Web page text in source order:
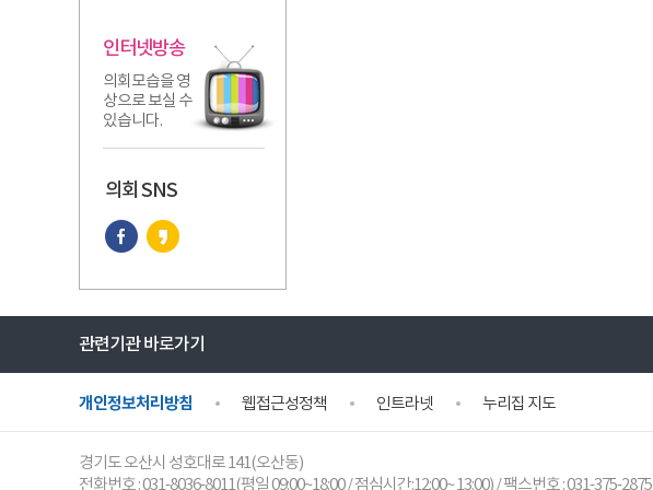
인터넷방송
의회모습을 영
상으로 보실 수
있습니다.
의회 SNS
관련기관 바로가기
개인정보처리방침 웹접근성정책 인트라넷 누리집 지도
경기도 오산시 성호대로 141(오산동)
전화번호 :031-8036-8011(평일 09:00~18:00 / 점심시간:12:00~ 13:00) / 팩스번호 : 031-375-2875